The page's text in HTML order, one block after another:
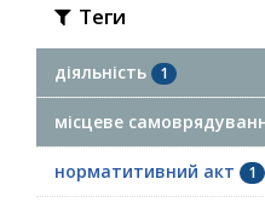
Теги
діяльність 1
місцеве
норматитивний акт 1